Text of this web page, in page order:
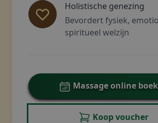
Holistische genezing
Bevordert fysiek,
spiritueel welzijn
Massage online
Koop voucher